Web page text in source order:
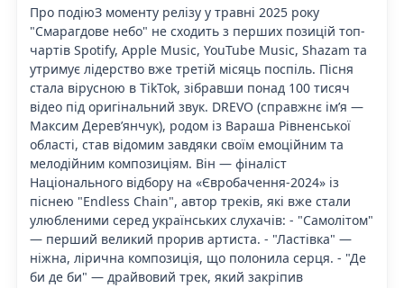
Про подіюЗ моменту релізу у травні 2025 року
"Смарагдове небо" не сходить з перших позицій топ-
чартів Spotify, Apple Music, YouTube Music, Shazam та
утримує лідерство вже третій місяць поспіль. Пісня
стала вірусною в TikTok, зібравши понад 100 тисяч
відео під оригінальний звук. DREVO (справжнє ім’я —
Максим Дерев’янчук), родом із Вараша Рівненської
області, став відомим завдяки своїм емоційним та
мелодійним композиціям. Він — фіналіст
Національного відбору на «Євробачення-2024» із
піснею "Endless Chain", автор треків, які вже стали
улюбленими серед українських слухачів: - "Самолітом"
— перший великий прорив артиста. - "Ластівка" —
ніжна, лірична композиція, що полонила серця. - "Де
би де би" — драйвовий трек, який закріпив